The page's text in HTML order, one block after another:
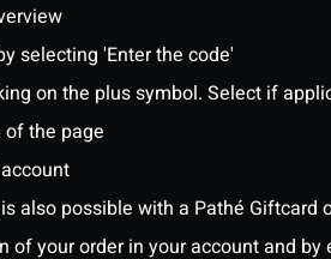
selecting 'Enter the code'
on the plus symbol. Select if
of the page
also possible with a Pathé Giftcard
of your order in your account and by